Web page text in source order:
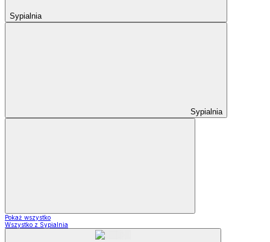
Sypialnia
Sypialnia
Pokaż wszystko
Wszystko z Sypialnia